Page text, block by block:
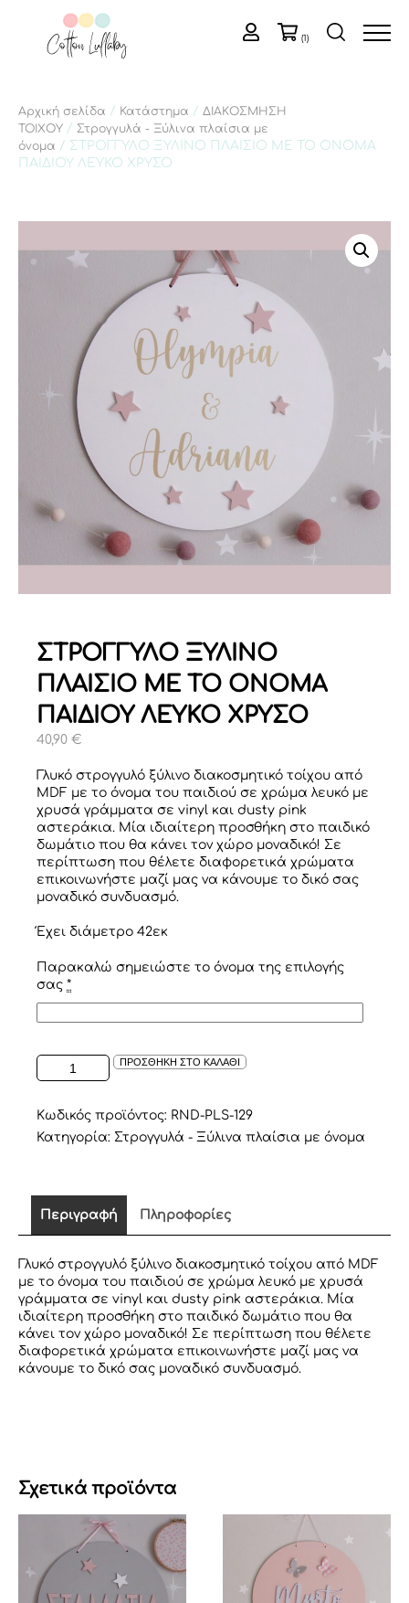
(1)
Αρχική σελίδα / Κατάστημα / ΔΙΑΚΟΣΜΗΣΗ
ΤΟΙΧΟΥ / Στρογγυλά - Ξύλινα πλαίσια με
όνομα / ΣΤΡΟΓΓΥΛΟ ΞΥΛΙΝΟ ΠΛΑΙΣΙΟ ΜΕ ΤΟ ΟΝΟΜΑ
ΠΑΙΔΙΟΥ ΛΕΥΚΟ ΧΡΥΣΟ
ΣΤΡΟΓΓΥΛΟ ΞΥΛΙΝΟ
ΠΛΑΙΣΙΟ ΜΕ ΤΟ ΟΝΟΜΑ
ΠΑΙΔΙΟΥ ΛΕΥΚΟ ΧΡΥΣΟ
40,90 €
Γλυκό στρογγυλό ξύλινο διακοσμητικό τοίχου από
MDF με το όνομα του παιδιού σε χρώμα λευκό με
χρυσά γράμματα σε vinyl και dusty pink
αστεράκια. Μία ιδιαίτερη προσθήκη στο παιδικό
δωμάτιο που θα κάνει τον χώρο μοναδικό! Σε
περίπτωση που θέλετε διαφορετικά χρώματα
επικοινωνήστε μαζί μας να κάνουμε το δικό σας
μοναδικό συνδυασμό.
Έχει διάμετρο 42εκ
Παρακαλώ σημειώστε το όνομα της επιλογής
σας *
ΣΤΡΟΓΓΥΛΟ
ΞΥΛΙΝΟ
ΜΕ
ΤΟ
ΟΝΟΜΑ
ποσότητα
ΠΡΟΣΘΗΚΗ ΣΤΟ ΚΑΛΑΘΙ
Κωδικός προϊόντος: RND-PLS-129
Κατηγορία: Στρογγυλά - Ξύλινα πλαίσια με όνομα
Περιγραφή Πληροφορίες
Γλυκό στρογγυλό ξύλινο διακοσμητικό τοίχου από MDF
με το όνομα του παιδιού σε χρώμα λευκό με χρυσά
γράμματα σε vinyl και dusty pink αστεράκια. Μία
ιδιαίτερη προσθήκη στο παιδικό δωμάτιο που θα
κάνει τον χώρο μοναδικό! Σε περίπτωση που θέλετε
διαφορετικά χρώματα επικοινωνήστε μαζί μας να
κάνουμε το δικό σας μοναδικό συνδυασμό.
Σχετικά προϊόντα